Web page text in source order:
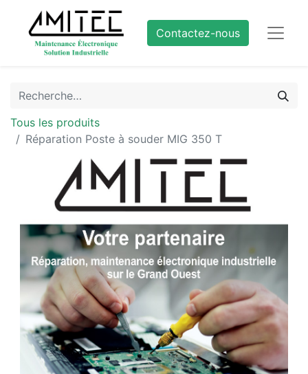
Contactez-nous
Tous les produits
Réparation Poste à souder MIG 350 T